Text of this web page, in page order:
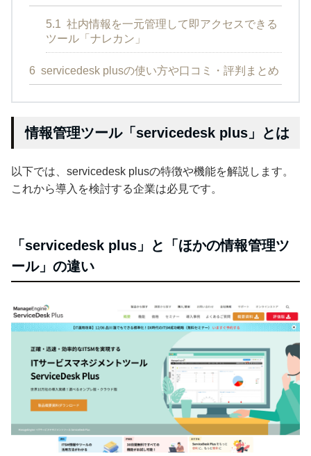
5.1 社内情報を一元管理して即アクセスできる
ツール「ナレカン」
6 servicedesk plusの使い方や口コミ・評判まとめ
情報管理ツール「servicedesk plus」とは
以下では、servicedesk plusの特徴や機能を解説します。
これから導入を検討する企業は必見です。
「servicedesk plus」と「ほかの情報管理ツ
ール」の違い